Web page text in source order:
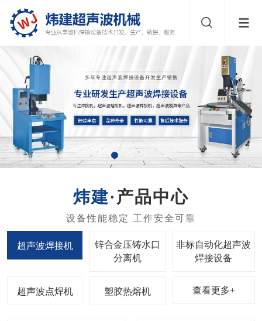
产品中心
超声波焊接机
锌合金压铸水口
分离机
非标自动化超声波
焊接设备
超声波点焊机 塑胶热熔机 查看更多+